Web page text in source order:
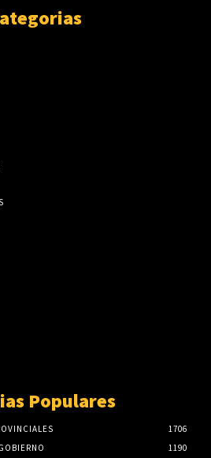
Populares
1706
1190